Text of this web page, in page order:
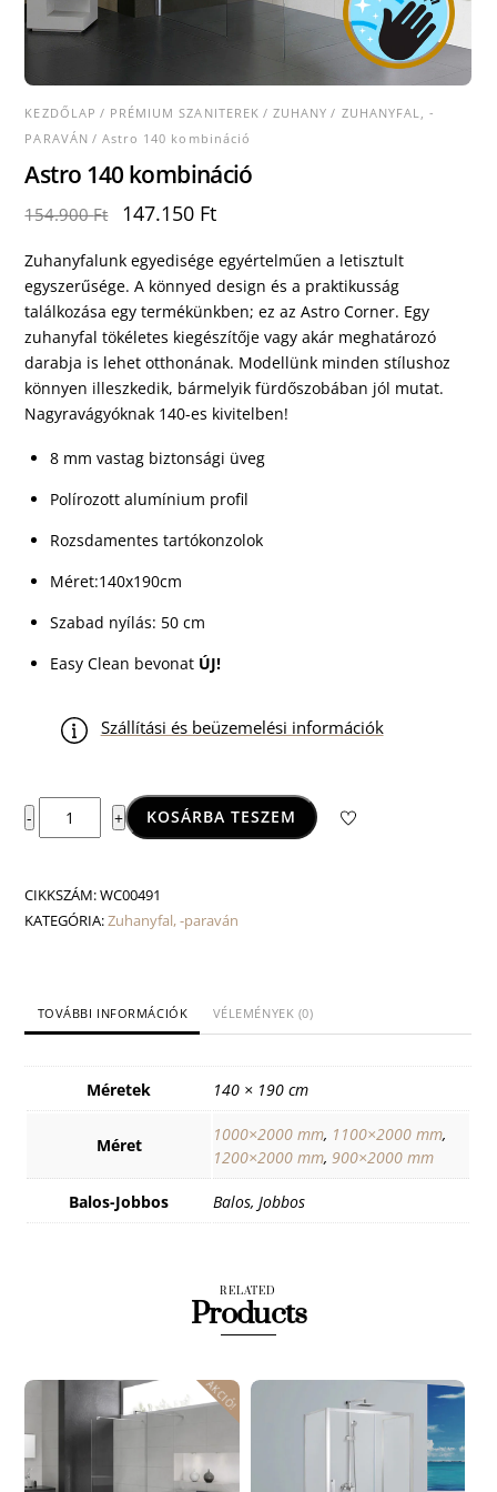
KEZDŐLAP / PRÉMIUM SZANITEREK /ZUHANY / ZUHANYFAL, -
PARAVÁN / Astro 140 kombináció
Astro 140 kombináció
154.900Ft
Original
was:
154.900 Ft.
147.150 FtCurrent
is:
147.150 Ft.
Zuhanyfalunk egyedisége egyértelműen a letisztult
egyszerűsége. A könnyed design és a praktikusság
találkozása egy termékünkben; ez az Astro Corner. Egy
zuhanyfal tökéletes kiegészítője vagy akár meghatározó
darabja is lehet otthonának. Modellünk minden stílushoz
könnyen illeszkedik, bármelyik fürdőszobában jól mutat.
Nagyravágyóknak 140-es kivitelben!
8 mm vastag biztonsági üveg
Polírozott alumínium profil
Rozsdamentes tartókonzolok
Méret:140x190cm
Szabad nyílás: 50 cm
Easy Clean bevonat ÚJ!
Szállítási és beüzemelési információk
-
Astro
140
mennyiség
+ KOSÁRBA TESZEM
CIKKSZÁM:WC00491
KATEGÓRIA:Zuhanyfal, -paraván
TOVÁBBI INFORMÁCIÓK VÉLEMÉNYEK (0)
Méretek 140 × 190 cm
Méret
1000×2000 mm, 1100×2000 mm,
1200×2000 mm, 900×2000 mm
Balos-Jobbos Balos, Jobbos
RELATED
Products
AKCIÓ!